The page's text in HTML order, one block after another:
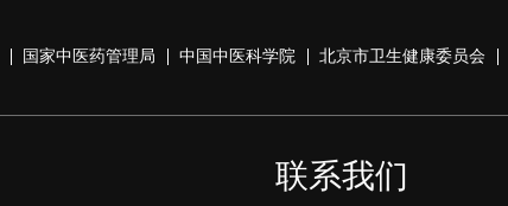
国家中医药管理局 中国中医科学院 北京市卫生健康委员会
联系我们